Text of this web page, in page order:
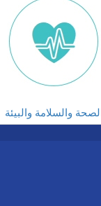
الصحة والسلامة والبيئة